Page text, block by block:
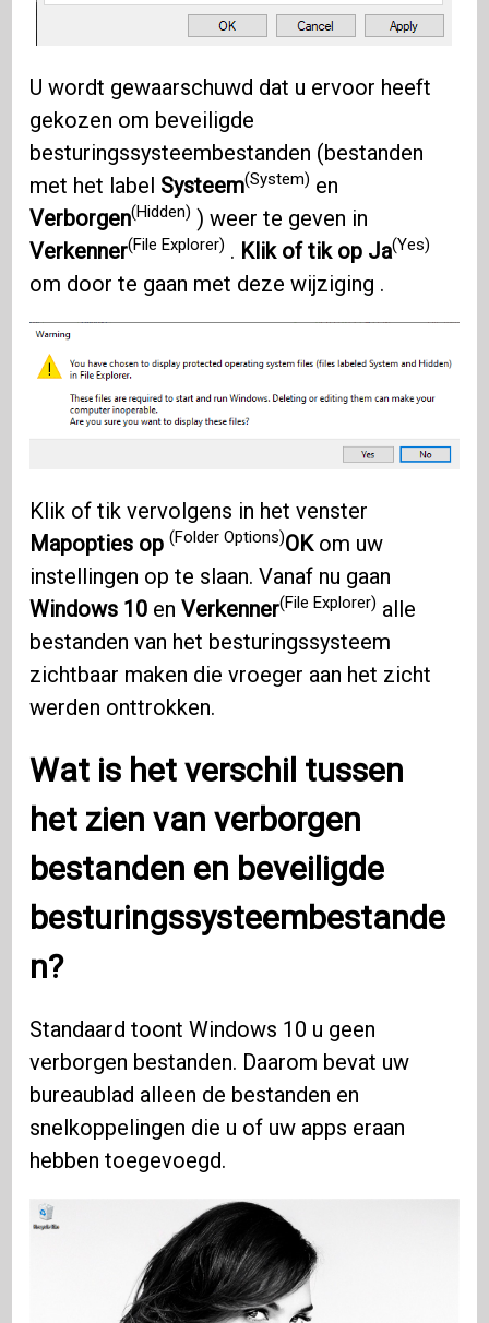
U wordt gewaarschuwd dat u ervoor heeft
gekozen om beveiligde
besturingssysteembestanden (bestanden
met het label Systeem(System) en
Verborgen(Hidden) ) weer te geven in
Verkenner(File Explorer) . Klik of tik op Ja(Yes)
om door te gaan met deze wijziging .
Klik of tik vervolgens in het venster
Mapopties op(Folder Options)OKom uw
instellingen op te slaan. Vanaf nu gaan
Windows 10 enVerkenner(File Explorer) alle
bestanden van het besturingssysteem
zichtbaar maken die vroeger aan het zicht
werden onttrokken.
Wat is het verschil tussen
het zien van verborgen
bestanden en beveiligde
besturingssysteembestande
n?
Standaard toont Windows 10 u geen
verborgen bestanden. Daarom bevat uw
bureaublad alleen de bestanden en
snelkoppelingen die u of uw apps eraan
hebben toegevoegd.